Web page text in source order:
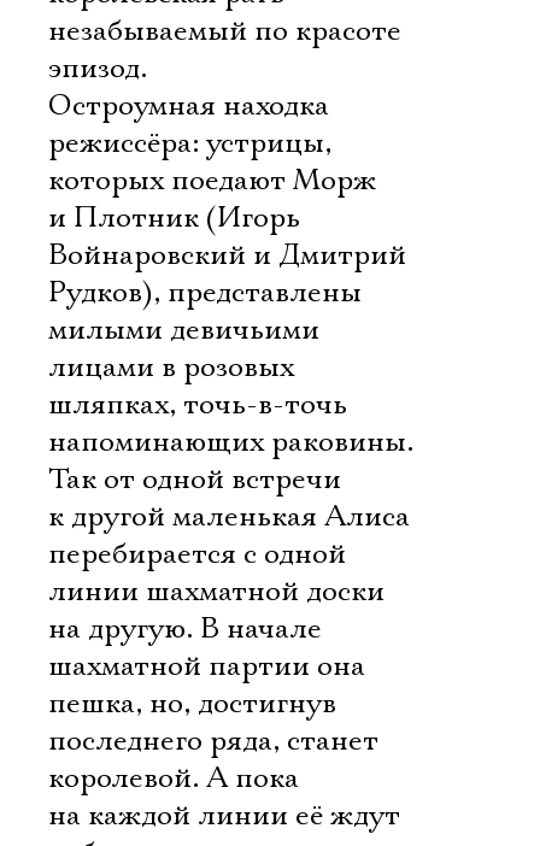
незабываемый по красоте
эпизод.
Остроумная находка
режиссёра: устрицы,
которых поедают Морж
и Плотник (Игорь
Войнаровский и Дмитрий
Рудков), представлены
милыми девичьими
лицами в розовых
шляпках, точь-в-точь
напоминающих раковины.
Так от одной встречи
к другой маленькая Алиса
перебирается с одной
линии шахматной доски
на другую. В начале
шахматной партии она
пешка, но, достигнув
последнего ряда, станет
королевой. А пока
на каждой линии её ждут